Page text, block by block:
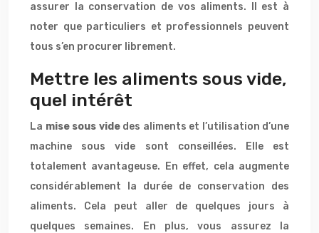
assurer la conservation de vos aliments. Il est à
noter que particuliers et professionnels peuvent
tous s’en procurer librement.
Mettre les aliments sous vide,
quel intérêt
La mise sous videdes aliments et l’utilisation d’une
machine sous vide sont conseillées. Elle est
totalement avantageuse. En effet, cela augmente
considérablement la durée de conservation des
aliments. Cela peut aller de quelques jours à
quelques semaines. En plus, vous assurez la